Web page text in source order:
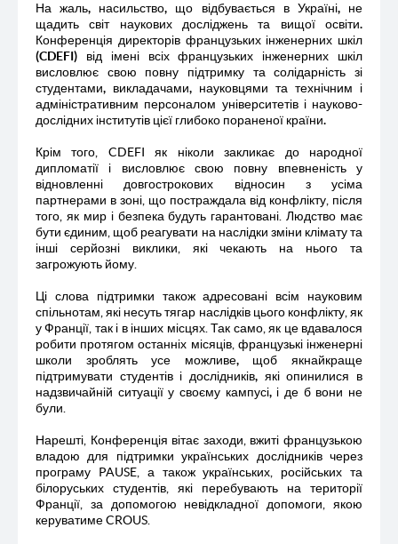
На жаль, насильство, що відбувається в Україні, не
щадить світ наукових досліджень та вищої освіти.
Конференція директорів французьких інженерних шкіл
(CDEFI) від імені всіх французьких інженерних шкіл
висловлює свою повну підтримку та солідарність зі
студентами, викладачами, науковцями та технічним і
адміністративним персоналом університетів і науково-
дослідних інститутів цієї глибоко пораненої країни.
Крім того, CDEFI як ніколи закликає до народної
дипломатії
і висловлює свою повну впевненість у
відновленні довгострокових відносин з усіма
партнерами в зоні, що постраждала від конфлікту, після
того, як мир і безпека будуть гарантовані. Людство має
бути єдиним, щоб реагувати на наслідки зміни клімату та
інші серйозні виклики, які чекають на нього та
загрожують йому.
Ці слова підтримки також адресовані всім науковим
спільнотам, які несуть тягар наслідків цього конфлікту, як
у Франції, так і в інших місцях. Так само, як це вдавалося
робити протягом останніх місяців, французькі інженерні
школи зроблять усе можливе, щоб якнайкраще
підтримувати студентів і дослідників, які опинилися в
надзвичайній ситуації у своєму кампусі, і де б вони не
були
Нарешті, Конференція вітає заходи, вжиті французькою
владою для підтримки українських дослідників через
програму PAUSE, а також українських, російських та
білоруських студентів, які перебувають на території
Франції, за допомогою невідкладної допомоги, якою
керуватиме CROUS.